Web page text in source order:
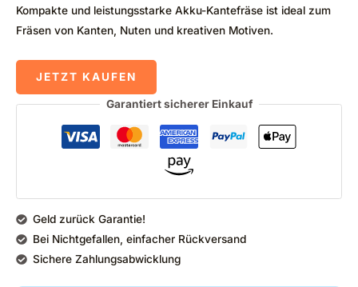
Kompakte und leistungsstarke Akku-Kantefräse ist ideal zum
Fräsen von Kanten, Nuten und kreativen Motiven.
JETZT KAUFEN
Garantiert sicherer Einkauf
Geld zurück Garantie!
Bei Nichtgefallen, einfacher Rückversand
Sichere Zahlungsabwicklung